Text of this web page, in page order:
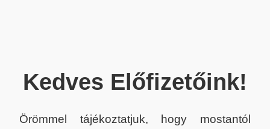
Kedves Előfizetőink!
Örömmel tájékoztatjuk, hogy mostantól